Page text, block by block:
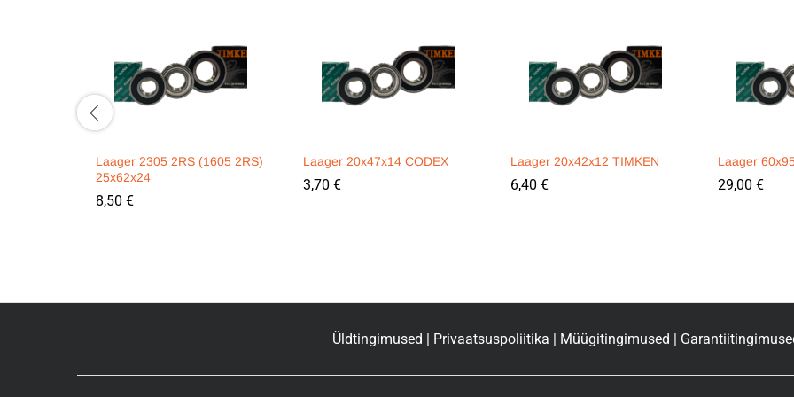
Laager 2305 2RS (1605 2RS)
25x62x24
8,50 €
Laager 20x47x14 CODEX
3,70 €
Laager 20x42x12 TIMKEN
6,40 €
Laager
29,00 €
Üldtingimused Privaatsuspoliitika Müügitingimused